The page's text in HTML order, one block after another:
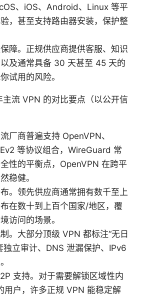
、iOS、Android、Linux 等平
，甚至支持路由器安装，保护整
障。正规供应商提供客服、知识
及通常具备 30 天甚至 45 天的
试用的风险。
流 VPN 的对比要点（以公开信
厂商普遍支持 OpenVPN、
等协议组合，WireGuard 常
性的平衡点，OpenVPN 在跨平
稳健。
。领先供应商通常拥有数千至上
在数十到上百个国家/地区，覆
访问的场景。
。大部分顶级 VPN 都标注“无日
独立审计、DNS 泄漏保护、IPv6
支持。对于需要解锁区域性内
用户，许多正规 VPN 能稳定解